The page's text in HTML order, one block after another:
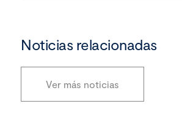
Noticias relacionadas
Ver más noticias